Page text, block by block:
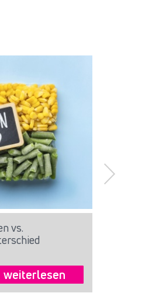
vs.
weiterlesen